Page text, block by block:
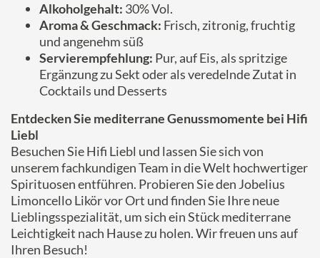
Alkoholgehalt: 30% Vol.
Aroma & Geschmack: Frisch, zitronig, fruchtig
und angenehm süß
Servierempfehlung: Pur, auf Eis, als spritzige
Ergänzung zu Sekt oder als veredelnde Zutat in
Cocktails und Desserts
Entdecken Sie mediterrane Genussmomente bei Hifi
Liebl
Besuchen Sie Hifi Liebl und lassen Sie sich von
unserem fachkundigen Team in die Welt hochwertiger
Spirituosen entführen. Probieren Sie den Jobelius
Limoncello Likör vor Ort und finden Sie Ihre neue
Lieblingsspezialität, um sich ein Stück mediterrane
Leichtigkeit nach Hause zu holen. Wir freuen uns auf
Ihren Besuch!